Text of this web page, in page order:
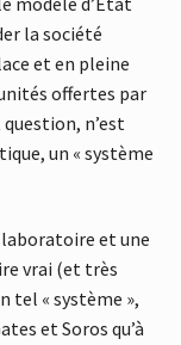
la société
et en pleine
offertes par
n’est
un « système
laboratoire et une
vrai (et très
tel « système »,
et Soros qu’à